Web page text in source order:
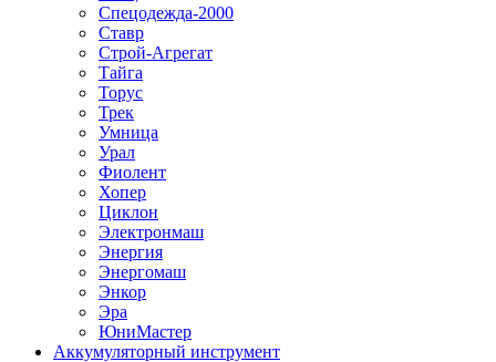
Спецодежда-2000
Ставр
Строй-Агрегат
Тайга
Торус
Трек
Умница
Урал
Фиолент
Хопер
Циклон
Электронмаш
Энергия
Энергомаш
Энкор
Эра
ЮниМастер
Аккумуляторный инструмент